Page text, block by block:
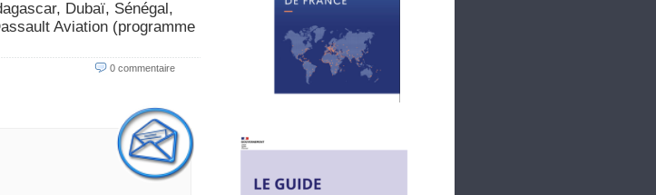
Dubaï, Sénégal,
Aviation (programme
0 commentaire